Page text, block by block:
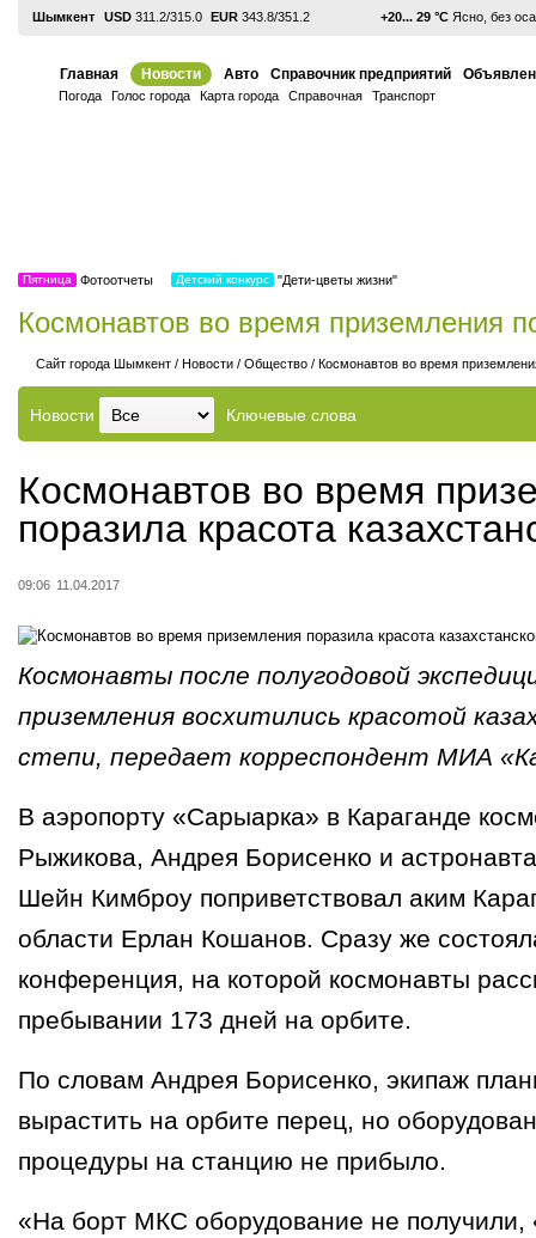
Шымкент USD 311.2/315.0 EUR 343.8/351.2 +20... 29 °С Ясно, без
Главная Новости Авто Справочник предприятий
Погода Голос города Карта города Справочная
Космонавтов во время приземления
Космонавтов во время
поразила красота
Космонавты после полугодовой
приземления восхитились красотой
степи, передает корреспондент МИА
В аэропорту «Сарыарка» в Караганде
Рыжикова, Андрея Борисенко и
Шейн Кимброу поприветствовал аким
области Ерлан Кошанов. Сразу же
конференция, на которой космонавты
пребывании 173 дней на орбите.
По словам Андрея Борисенко, экипаж
вырастить на орбите перец, но
процедуры на станцию не прибыло.